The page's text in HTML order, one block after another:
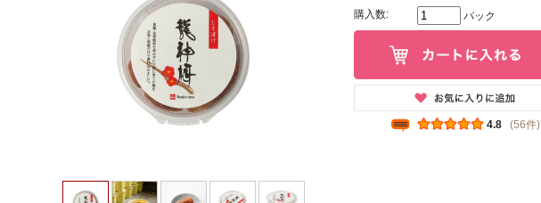
購入数: パック
4.8 (56件)